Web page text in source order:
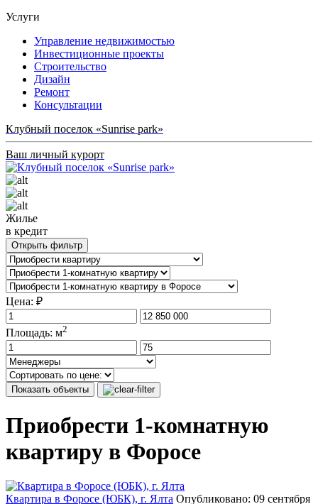
Услуги
Управление недвижимостью
Инвестиционные проекты
Строительство
Дизайн
Ремонт
Консультации
Клубный поселок «Sunrise park»
Ваш личный курорт
Жилье
в кредит
Открыть фильтр
Цена: ₽
Площадь: м2
Показать объекты
Приобрести 1-комнатную
квартиру в Форосе
Квартира в Форосе (ЮБК), г. Ялта Опубликовано: 09 сентября